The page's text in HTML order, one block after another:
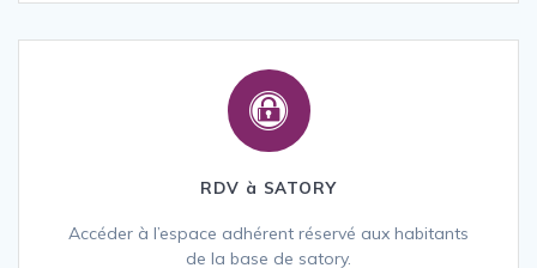
RDV à SATORY
Accéder à l’espace adhérent réservé aux habitants
de la base de satory.